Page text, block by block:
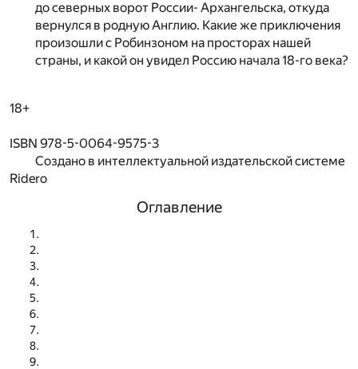
до северных ворот России- Архангельска, откуда
вернулся в родную Англию. Какие же приключения
произошли с Робинзоном на просторах нашей
страны, и какой он увидел Россию начала 18-го века?
18+
ISBN 978-5-0064-9575-3
Создано в интеллектуальной издательской системе
Ridero
Оглавление